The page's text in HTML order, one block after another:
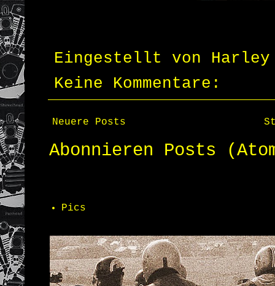
Eingestellt von
Keine Kommentare:
Neuere Posts
Abonnieren Posts
Pics